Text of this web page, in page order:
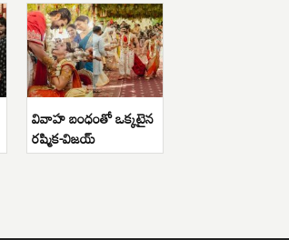
వివాహ బంధంతో ఒక్కటైన
రష్మిక-విజయ్